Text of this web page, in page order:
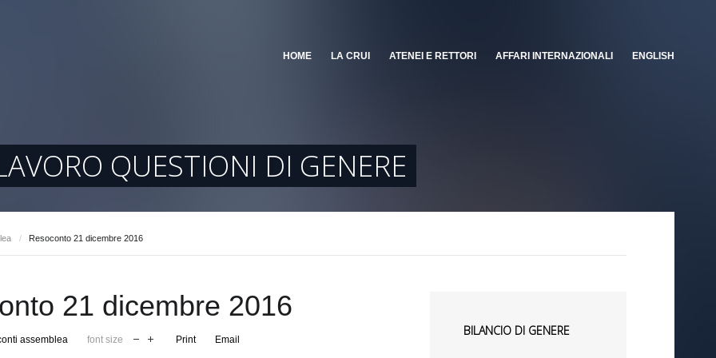
HOME LA CRUI ATENEI E RETTORI AFFARI INTERNAZIONALI ENGLISH
QUESTIONI DI GENERE
/ Resoconto 21 dicembre 2016
21 dicembre 2016
assemblea font size Print Email
BILANCIO DI GENERE